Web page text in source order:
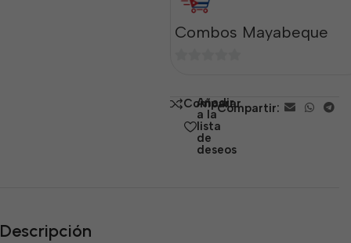
Combos Mayabeque
5 Comparar
Añadir
a la
lista
de
deseos
Compartir:
Descripción